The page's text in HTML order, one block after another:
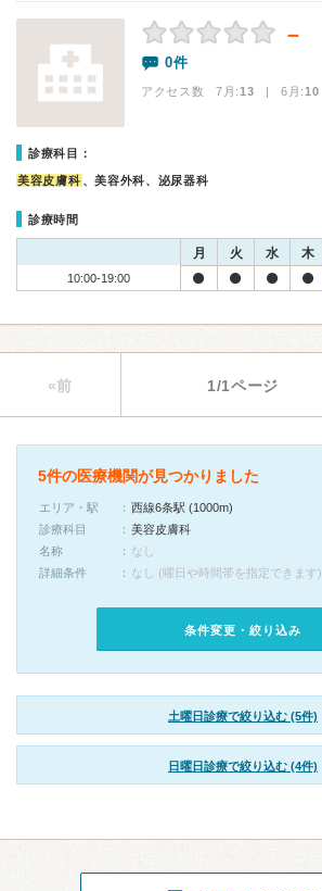
－
0件
アクセス数 7月:13 | 6月:10
診療科目：
美容皮膚科 、美容外科、泌尿器科
診療時間
月 火 水 木
10:00-19:00
«前 1/1ページ
5件の医療機関が見つかりました
エリア・駅
西線6条駅 (1000m)
診療科目
美容皮膚科
名称
なし
詳細条件
なし (曜日や時間帯を指定できます)
条件変更・絞り込み
土曜日診療で絞り込む (5件)
日曜日診療で絞り込む (4件)